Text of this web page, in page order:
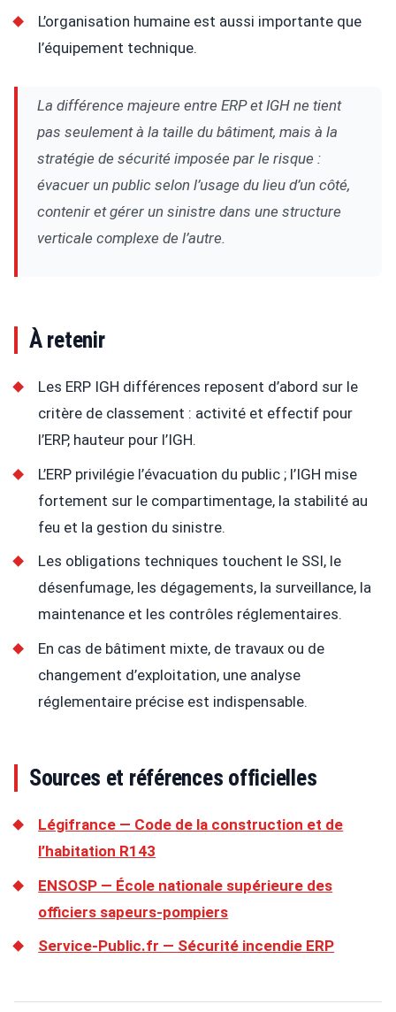
L’organisation humaine est aussi importante que
l’équipement technique.
La différence majeure entre ERP et IGH ne tient
pas seulement à la taille du bâtiment, mais à la
stratégie de sécurité imposée par le risque :
évacuer un public selon l’usage du lieu d’un côté,
contenir et gérer un sinistre dans une structure
verticale complexe de l’autre.
À retenir
Les ERP IGH différences reposent d’abord sur le
critère de classement : activité et effectif pour
l’ERP, hauteur pour l’IGH.
L’ERP privilégie l’évacuation du public ; l’IGH mise
fortement sur le compartimentage, la stabilité au
feu et la gestion du sinistre.
Les obligations techniques touchent le SSI, le
désenfumage, les dégagements, la surveillance, la
maintenance et les contrôles réglementaires.
En cas de bâtiment mixte, de travaux ou de
changement d’exploitation, une analyse
réglementaire précise est indispensable.
Sources et références officielles
Légifrance — Code de la construction et de
l’habitation R143
ENSOSP — École nationale supérieure des
officiers sapeurs-pompiers
Service-Public.fr — Sécurité incendie ERP